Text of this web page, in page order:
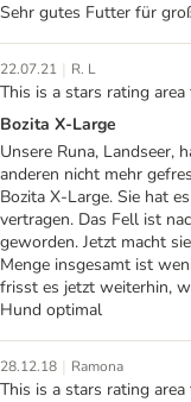
Sehr gutes Futter für
22.07.21 | R. L
This is a stars rating
Bozita X-Large
Unsere Runa, Landseer,
anderen nicht mehr
Bozita X-Large. Sie hat
vertragen. Das Fell ist
geworden. Jetzt macht
Menge insgesamt ist
frisst es jetzt weiterhin,
Hund optimal
28.12.18 | Ramona
This is a stars rating